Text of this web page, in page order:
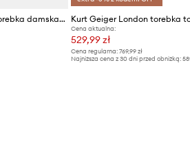
Kurt Geiger London torebka damska skórzana Kurt shoulder bag
Cena aktualna:
529,99 zł
Cena regularna:769,99 zł
Najniższa cena z 30 dni przed obniżką: